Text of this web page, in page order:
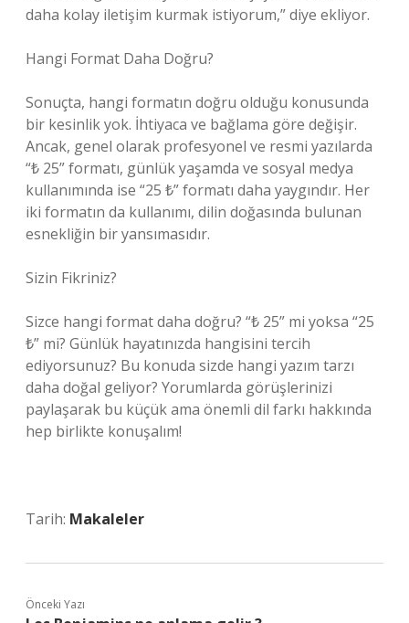
daha kolay iletişim kurmak istiyorum,” diye ekliyor.
Hangi Format Daha Doğru?
Sonuçta, hangi formatın doğru olduğu konusunda
bir kesinlik yok. İhtiyaca ve bağlama göre değişir.
Ancak, genel olarak profesyonel ve resmi yazılarda
“₺ 25” formatı, günlük yaşamda ve sosyal medya
kullanımında ise “25 ₺” formatı daha yaygındır. Her
iki formatın da kullanımı, dilin doğasında bulunan
esnekliğin bir yansımasıdır.
Sizin Fikriniz?
Sizce hangi format daha doğru? “₺ 25” mi yoksa “25
₺” mi? Günlük hayatınızda hangisini tercih
ediyorsunuz? Bu konuda sizde hangi yazım tarzı
daha doğal geliyor? Yorumlarda görüşlerinizi
paylaşarak bu küçük ama önemli dil farkı hakkında
hep birlikte konuşalım!
Tarih: Makaleler
Önceki Yazı